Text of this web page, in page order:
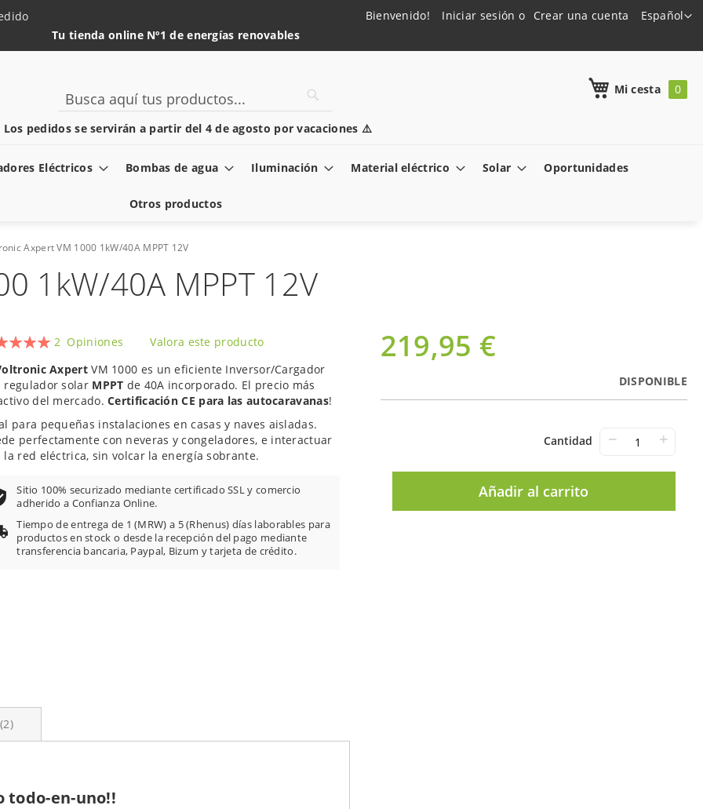
Lenguaje
Español
Bienvenido! Iniciar sesión Crear una cuenta
Tu tienda online Nº1 de energías renovables
pedidos se servirán a partir del 4 de agosto por vacaciones ⚠️
Mi cesta
Search
Eléctricos Bombas de agua Iluminación Material eléctrico Solar Oportunidades
Otros productos
Axpert VM 1000 1kW/40A MPPT 12V
1kW/40A MPPT 12V
219,95 €
DISPONIBLE
Cantidad − +
Añadir al carrito
2 Opiniones
Valora este producto
AxpertVM 1000 es un eficiente Inversor/Cargador
regulador solar MPPT de 40A incorporado. El precio más
del mercado.Certificación CE para las autocaravanas!
para pequeñas instalaciones en casas y naves aisladas.
perfectamente con neveras y congeladores, e interactuar
la red eléctrica, sin volcar la energía sobrante.
Sitio 100% securizado mediante certificado SSL y comercio
adherido a Confianza Online.
Tiempo de entrega de 1 (MRW) a 5 (Rhenus) días laborables para
productos en stock o desde la recepción del pago mediante
transferencia bancaria, Paypal, Bizum y tarjeta de crédito.
todo-en-uno!!
2